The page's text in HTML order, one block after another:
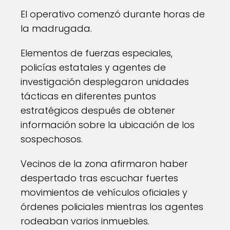
El operativo comenzó durante horas de
la madrugada.
Elementos de fuerzas especiales,
policías estatales y agentes de
investigación desplegaron unidades
tácticas en diferentes puntos
estratégicos después de obtener
información sobre la ubicación de los
sospechosos.
Vecinos de la zona afirmaron haber
despertado tras escuchar fuertes
movimientos de vehículos oficiales y
órdenes policiales mientras los agentes
rodeaban varios inmuebles.